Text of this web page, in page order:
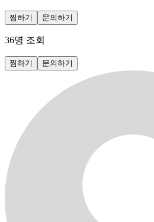
찜하기 문의하기
36명 조회
찜하기 문의하기